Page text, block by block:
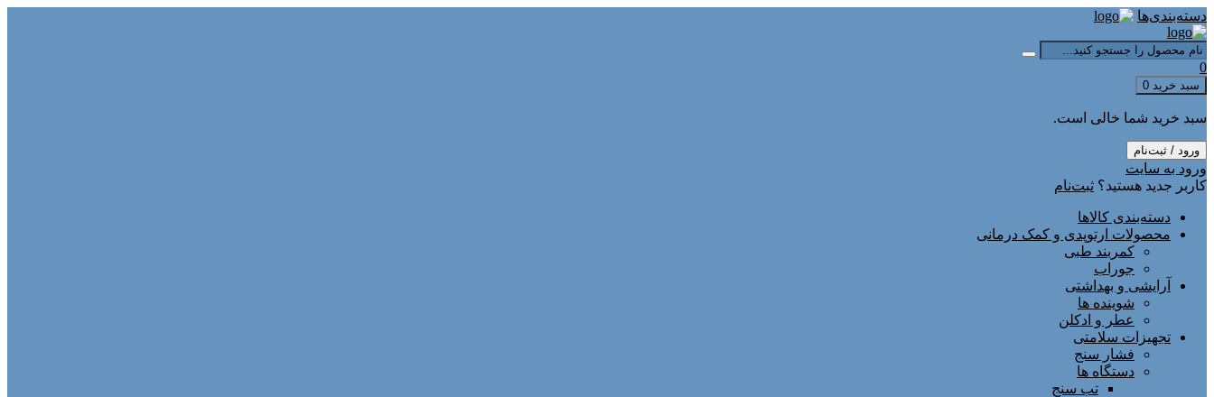
دسته‌بندی‌ها
0
سبد خرید 0
سبد خرید شما خالی است.
ورود / ثبت‌نام
ورود به سایت
کاربر جدید هستید؟ ثبت‌نام
دسته‌بندی کالاها
محصولات ارتوپدی و کمک درمانی
کمربند طبی
جوراب
آرایشی و بهداشتی
شوینده ها
عطر و ادکلن
تجهیزات سلامتی
فشار سنج
دستگاه ها
تب سنج